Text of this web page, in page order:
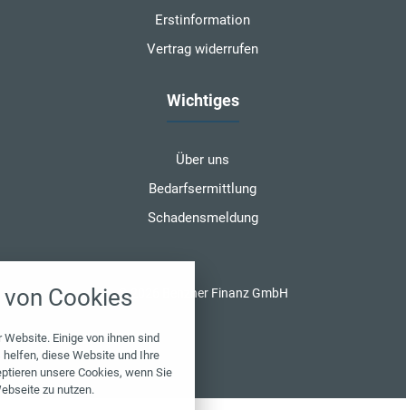
Erstinformation
Vertrag widerrufen
Wichtiges
Über uns
Bedarfsermittlung
Schadensmeldung
© 2026 Benzner Finanz GmbH
Cookies
Einige von ihnen sind
diese Website und Ihre
unsere Cookies, wenn Sie
zu nutzen.
alle verwendeten Cookies und
zu blockieren.
Notwendig